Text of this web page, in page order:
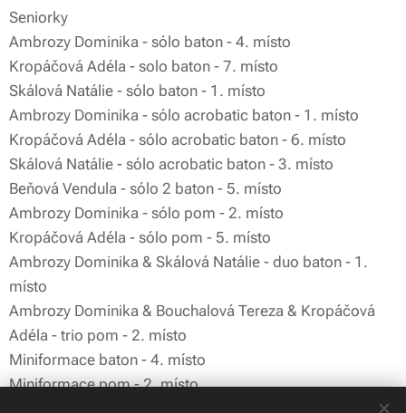
Seniorky💜
Ambrozy Dominika - sólo baton - 4. místo
Kropáčová Adéla - solo baton - 7. místo
Skálová Natálie - sólo baton - 1. místo
Ambrozy Dominika - sólo acrobatic baton - 1. místo
Kropáčová Adéla - sólo acrobatic baton - 6. místo
Skálová Natálie - sólo acrobatic baton - 3. místo
Beňová Vendula - sólo 2 baton - 5. místo
Ambrozy Dominika - sólo pom - 2. místo
Kropáčová Adéla - sólo pom - 5. místo
Ambrozy Dominika & Skálová Natálie - duo baton - 1.
místo
Ambrozy Dominika & Bouchalová Tereza & Kropáčová
Adéla - trio pom - 2. místo
Miniformace baton - 4. místo
Miniformace pom - 2. místo